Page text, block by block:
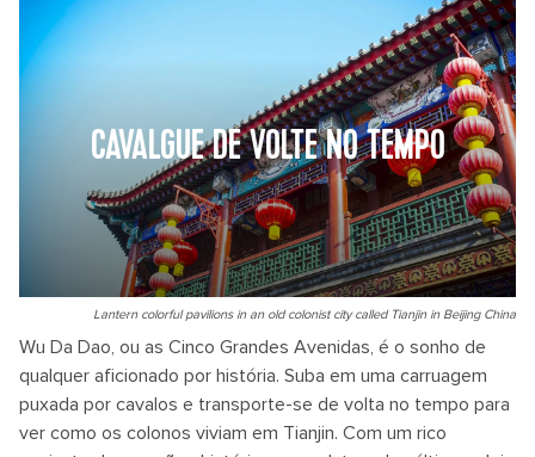
CAVALGUE DE VOLTE NO TEMPO
Lantern colorful pavilions in an old colonist city called Tianjin in Beijing China
Wu Da Dao, ou as Cinco Grandes Avenidas, é o sonho de
qualquer aficionado por história. Suba em uma carruagem
puxada por cavalos e transporte-se de volta no tempo para
ver como os colonos viviam em Tianjin. Com um rico